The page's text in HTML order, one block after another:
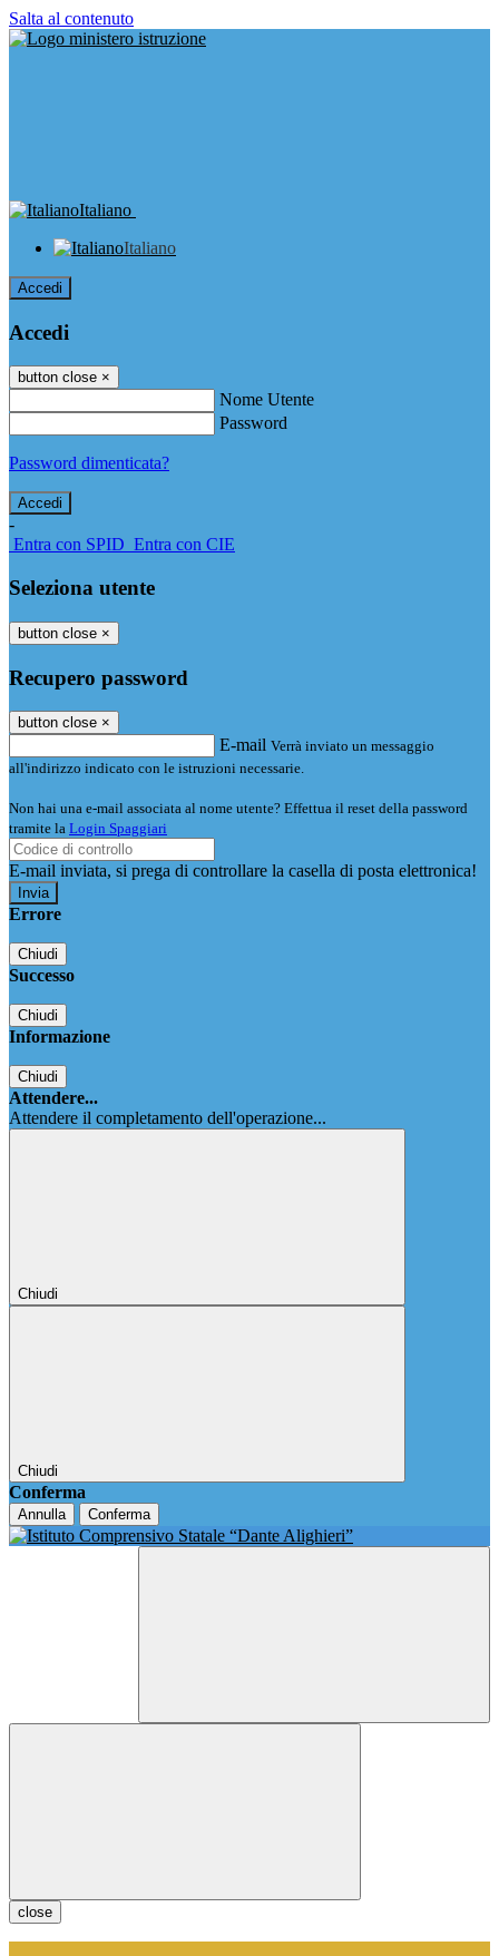
Salta al contenuto
Italiano
Italiano
Accedi
Accedi
button close ×
Nome Utente
Password
Password dimenticata?
-
Entra con SPID Entra con CIE
Seleziona utente
button close ×
Recupero password
button close ×
E-mail Verrà inviato un messaggio
all'indirizzo indicato con le istruzioni necessarie.
Non hai una e-mail associata al nome utente? Effettua il reset della password
tramite la Login Spaggiari
E-mail inviata, si prega di controllare la casella di posta elettronica!
Errore
Chiudi
Successo
Chiudi
Informazione
Chiudi
Attendere...
Attendere il completamento dell'operazione...
Chiudi
Chiudi
Conferma
Annulla Conferma
close